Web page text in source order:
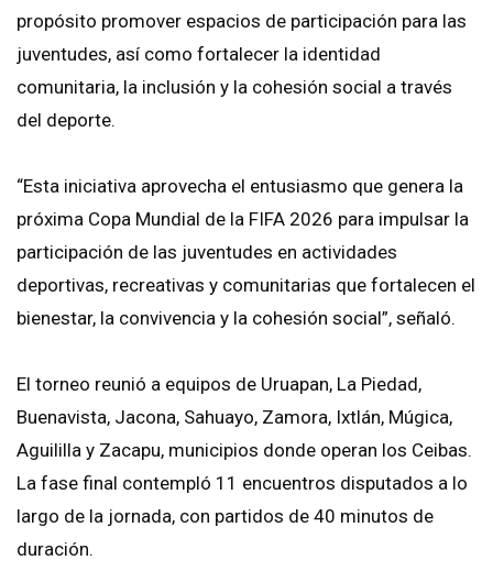
propósito promover espacios de participación para las
juventudes, así como fortalecer la identidad
comunitaria, la inclusión y la cohesión social a través
del deporte.
“Esta iniciativa aprovecha el entusiasmo que genera la
próxima Copa Mundial de la FIFA 2026 para impulsar la
participación de las juventudes en actividades
deportivas, recreativas y comunitarias que fortalecen el
bienestar, la convivencia y la cohesión social”, señaló.
El torneo reunió a equipos de Uruapan, La Piedad,
Buenavista, Jacona, Sahuayo, Zamora, Ixtlán, Múgica,
Aguililla y Zacapu, municipios donde operan los Ceibas.
La fase final contempló 11 encuentros disputados a lo
largo de la jornada, con partidos de 40 minutos de
duración.